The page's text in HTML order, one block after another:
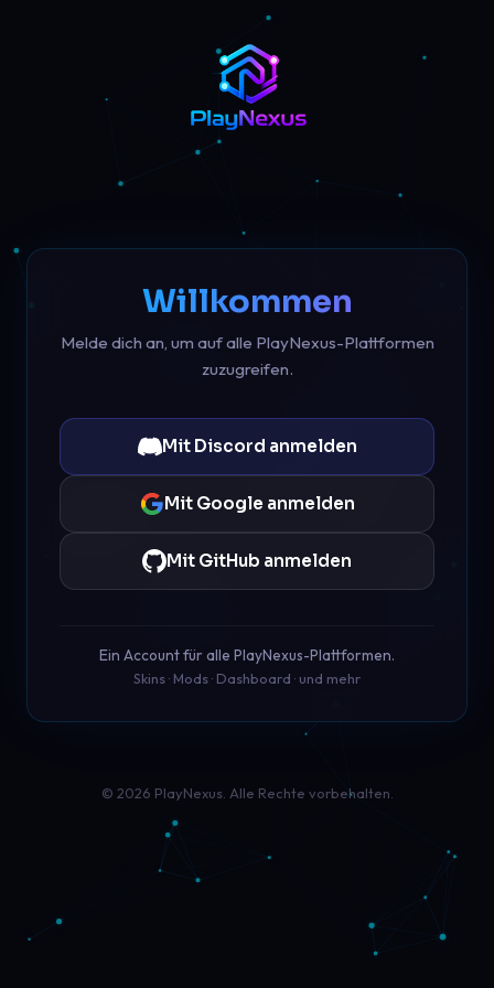
Willkommen
Melde dich an, um auf alle PlayNexus-Plattformen
zuzugreifen.
Mit Discord anmelden
Mit Google anmelden
Mit GitHub anmelden
Ein Account für alle PlayNexus-Plattformen.
Skins · Mods · Dashboard · und mehr
© 2026 PlayNexus. Alle Rechte vorbehalten.